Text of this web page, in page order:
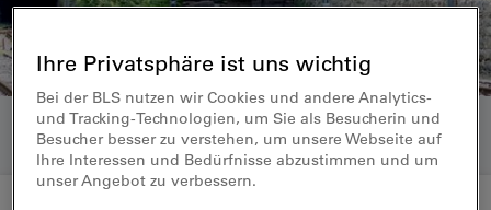
Ihre Privatsphäre ist uns wichtig
Bei der BLS nutzen wir Cookies und andere Analytics-
und Tracking-Technologien, um Sie als Besucherin und
Besucher besser zu verstehen, um unsere Webseite auf
Ihre Interessen und Bedürfnisse abzustimmen und um
unser Angebot zu verbessern.